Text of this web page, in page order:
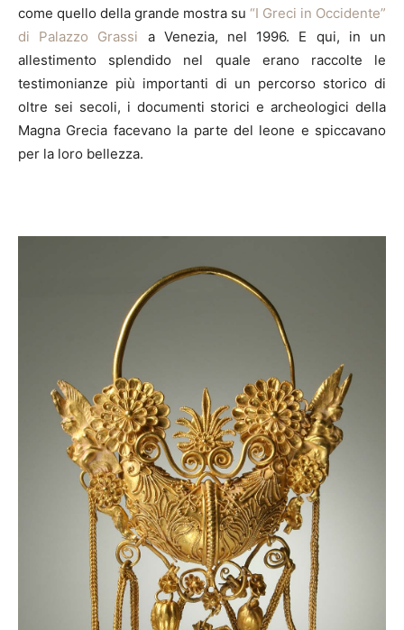
come quello della grande mostra su “I Greci in Occidente”
di Palazzo Grassi a Venezia, nel 1996. E qui, in un
allestimento splendido nel quale erano raccolte le
testimonianze più importanti di un percorso storico di
oltre sei secoli, i documenti storici e archeologici della
Magna Grecia facevano la parte del leone e spiccavano
per la loro bellezza.